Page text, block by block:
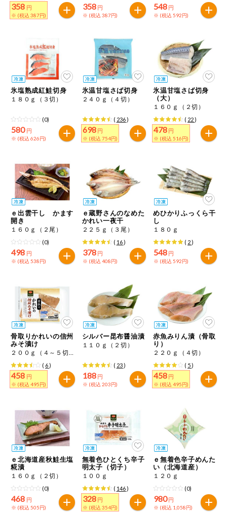
先着限定企画
ン注文
今週のお買い
得
コープ商品
今週の新登場
トク
複数注文でお
トク
ポイントがも
らえる！
お弁当用商品
ミールキット
組合員さんの
リクエスト
よりすぐり
オーガニック
ベビー・キッ
ズ関連
サプリメン
ト・栄養補助
食品
アレルゲン対
応
エシカル
358 円
※ (税込 387円)
358 円
※ (税込 387円)
548 円
※ (税込 592円)
氷塩熟成紅鮭切身
１８０ｇ（３切）
(0)
580 円
※ (税込 626円)
氷温甘塩さば切身
２４０ｇ（４切）
( 236)
698 円
※ (税込 754円)
氷温甘塩さば切身
（大）
１６０ｇ（２切）
( 22)
478 円
※ (税込 516円)
ｅ出雲干し かます
開き
１６０ｇ（２尾）
(0)
498 円
※ (税込 538円)
ｅ蔵野さんのなめた
かれい一夜干
２２５ｇ（３尾）
( 16)
378 円
※ (税込 408円)
めひかりふっくら干
し
１８０ｇ
( 2)
548 円
※ (税込 592円)
骨取りかれいの信州
みそ漬け
２００ｇ（４～５切）
( 6)
458 円
※ (税込 495円)
シルバー昆布醤油漬
１１０ｇ（２切）
( 23)
188 円
※ (税込 203円)
赤魚みりん漬（骨取
り）
２２０ｇ（４切）
( 5)
458 円
※ (税込 495円)
ｅ北海道産秋鮭生塩
糀漬
１６０ｇ（２切）
(0)
468 円
※ (税込 505円)
無着色ひとくち辛子
明太子（切子）
１００ｇ
( 146)
328 円
※ (税込 354円)
ｅ無着色辛子めんた
い（北海道産）
１２０ｇ
(0)
980円
※ (税込 1,058円)